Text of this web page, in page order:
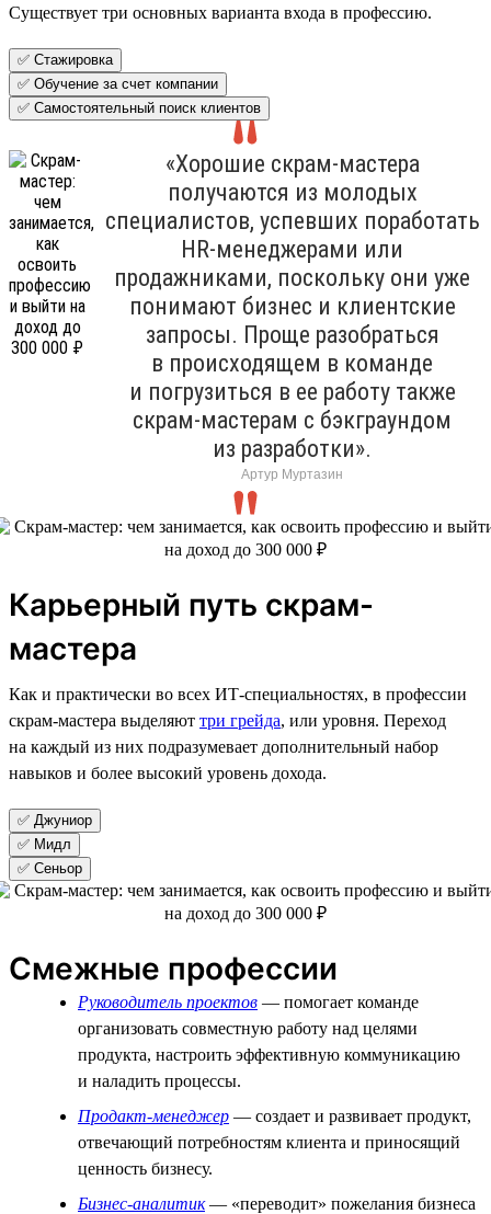
Существует три основных варианта входа в профессию.
✅ Стажировка
✅ Обучение за счет компании
✅ Самостоятельный поиск клиентов
«Хорошие скрам-мастера
получаются из молодых
специалистов, успевших поработать
HR-менеджерами или
продажниками, поскольку они уже
понимают бизнес и клиентские
запросы. Проще разобраться
в происходящем в команде
и погрузиться в ее работу также
скрам-мастерам с бэкграундом
из разработки».
Артур Муртазин
Карьерный путь скрам-
мастера
Как и практически во всех ИТ-специальностях, в профессии
скрам-мастера выделяют три грейда, или уровня. Переход
на каждый из них подразумевает дополнительный набор
навыков и более высокий уровень дохода.
✅ Джуниор
✅ Мидл
✅ Сеньор
Смежные профессии
Руководитель проектов — помогает команде
организовать совместную работу над целями
продукта, настроить эффективную коммуникацию
и наладить процессы.
Продакт-менеджер — создает и развивает продукт,
отвечающий потребностям клиента и приносящий
ценность бизнесу.
Бизнес-аналитик— «переводит» пожелания бизнеса